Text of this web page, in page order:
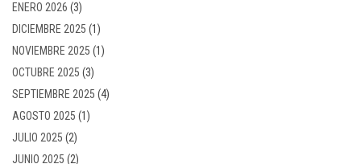
ENERO 2026 (3)
DICIEMBRE 2025 (1)
NOVIEMBRE 2025 (1)
OCTUBRE 2025 (3)
SEPTIEMBRE 2025 (4)
AGOSTO 2025 (1)
JULIO 2025 (2)
JUNIO 2025 (2)